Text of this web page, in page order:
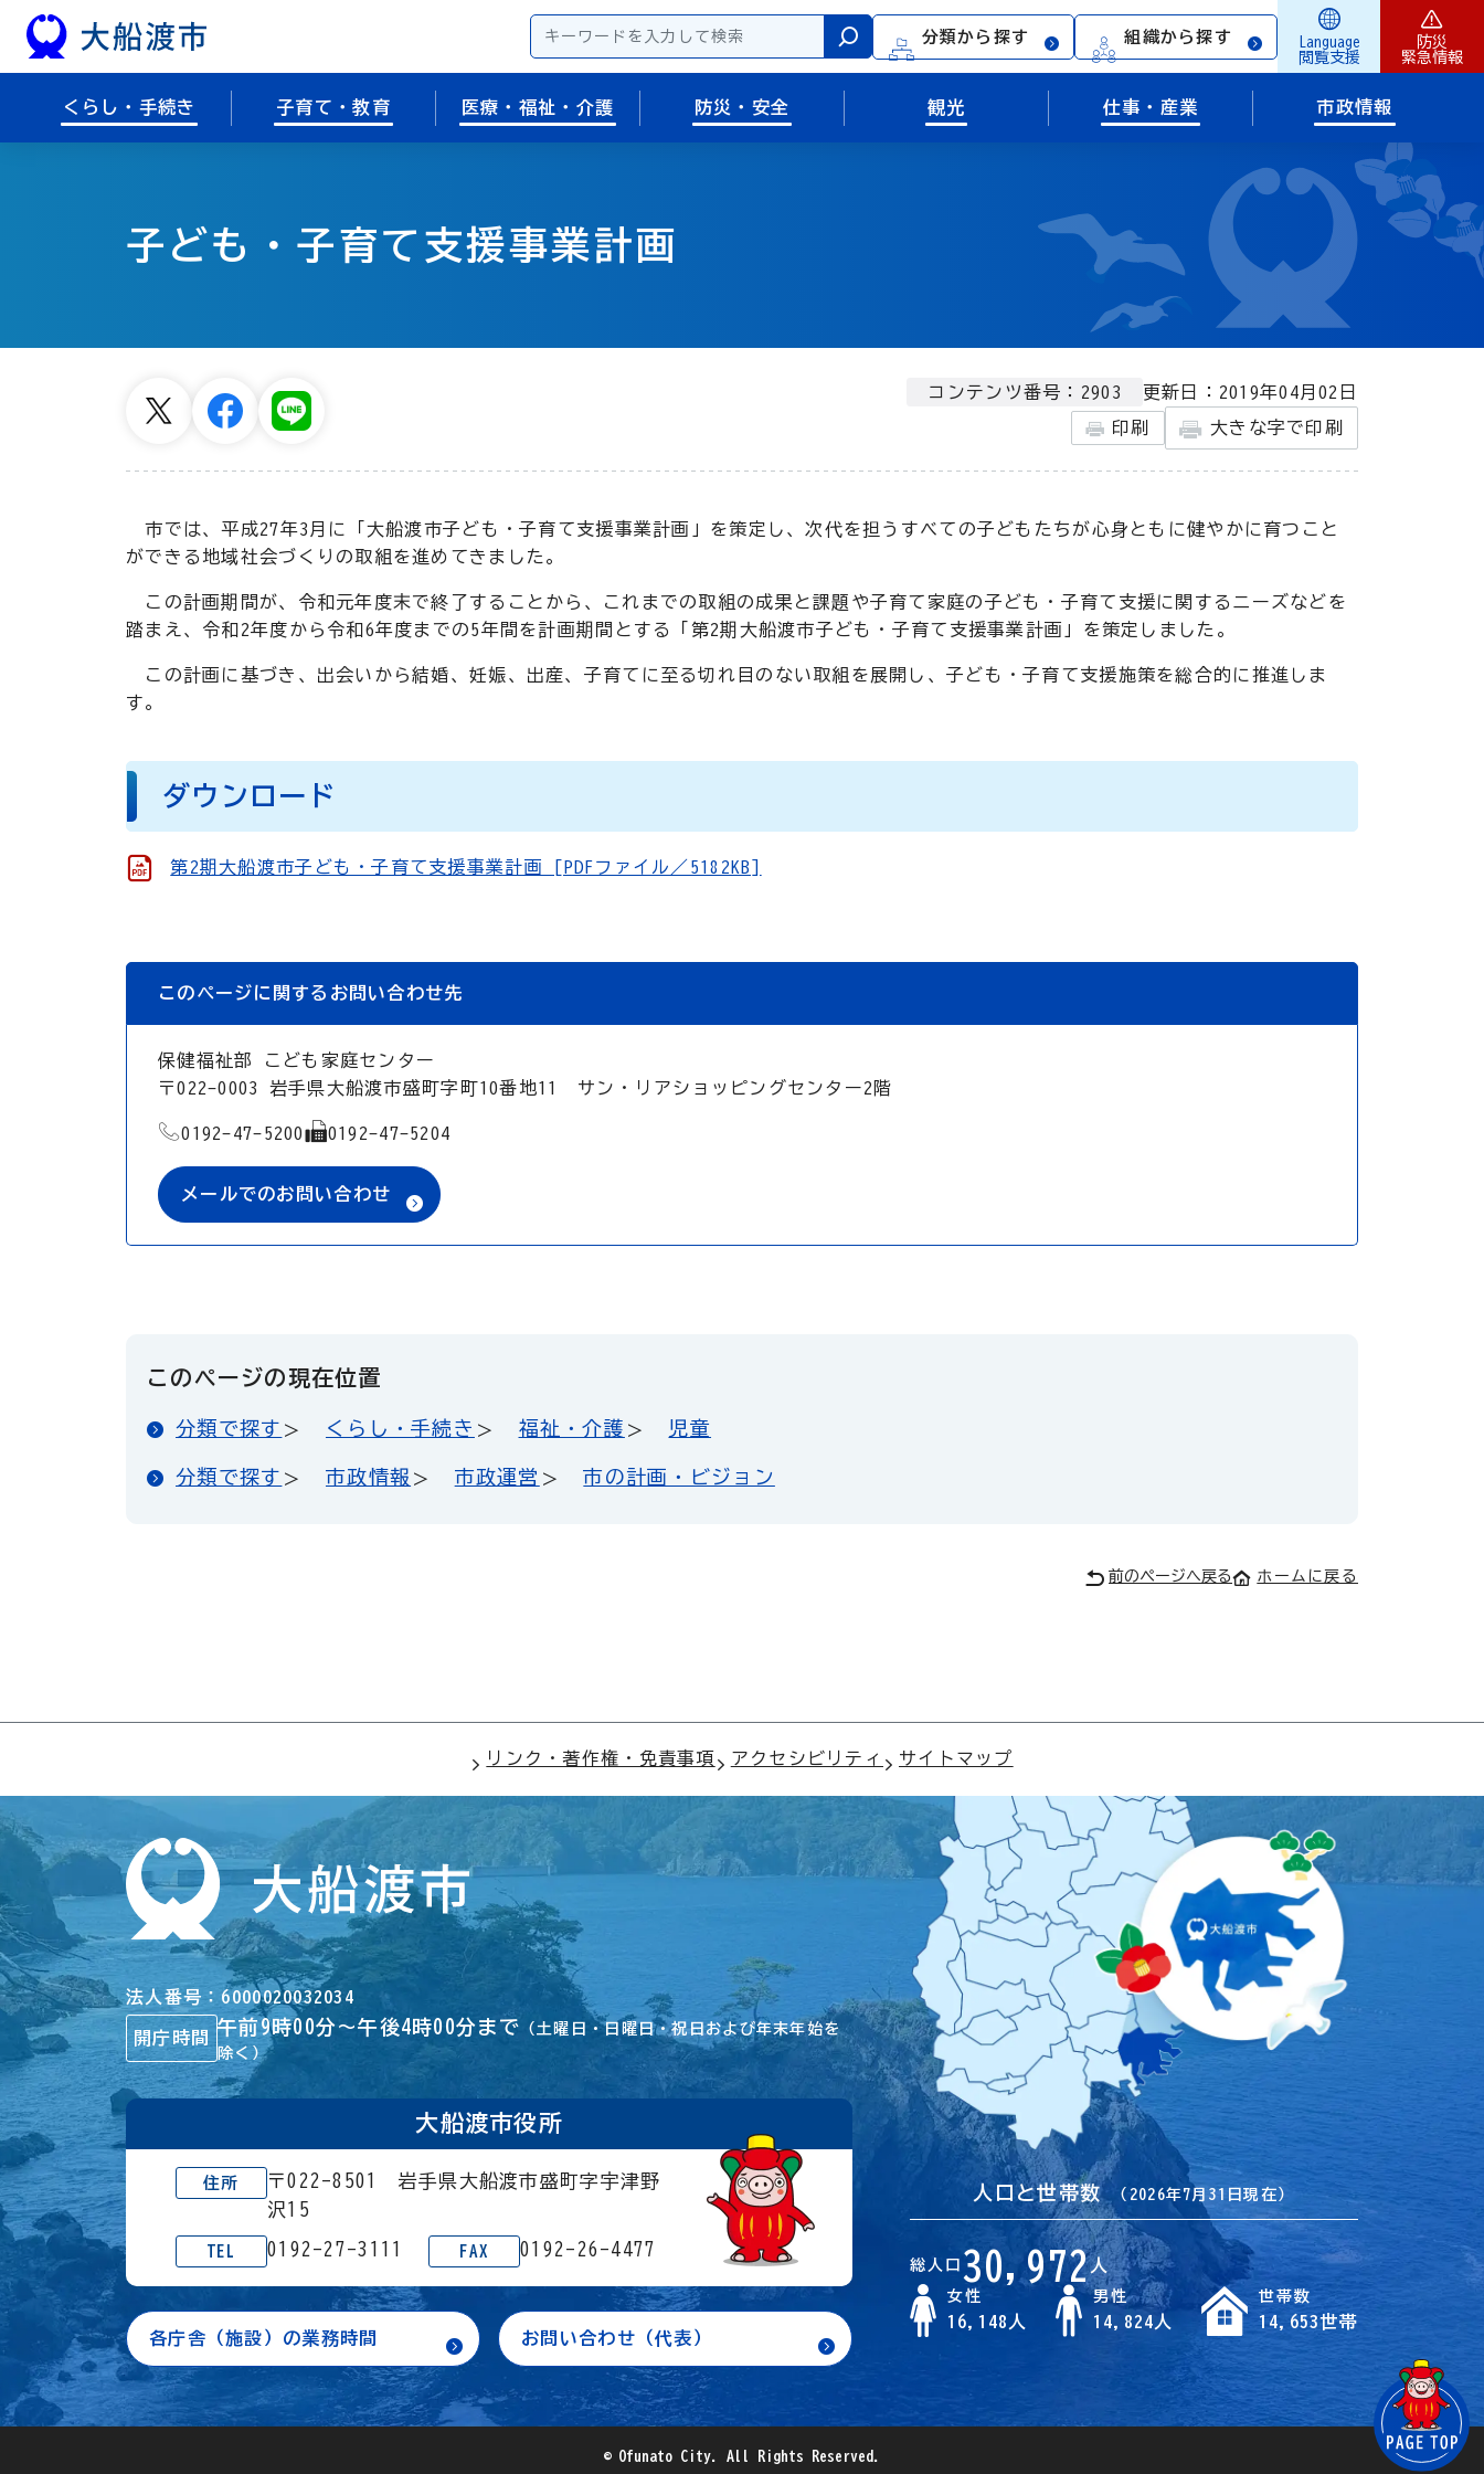
本文へスキップ
検索
分類から探す 組織から探す
Language
閲覧支援
防災
緊急情報
くらし・手続き 子育て・教育 医療・福祉・介護 防災・安全 観光 仕事・産業 市政情報
子ども・子育て支援事業計画
コンテンツ番号：2903 更新日：2019年04月02日
印刷 大きな字で印刷
市では、平成27年3月に「大船渡市子ども・子育て支援事業計画」を策定し、次代を担うすべての子どもたちが心身ともに健やかに育つこと
ができる地域社会づくりの取組を進めてきました。
この計画期間が、令和元年度末で終了することから、これまでの取組の成果と課題や子育て家庭の子ども・子育て支援に関するニーズなどを
踏まえ、令和2年度から令和6年度までの5年間を計画期間とする「第2期大船渡市子ども・子育て支援事業計画」を策定しました。
この計画に基づき、出会いから結婚、妊娠、出産、子育てに至る切れ目のない取組を展開し、子ども・子育て支援施策を総合的に推進しま
す。
ダウンロード
第2期大船渡市子ども・子育て支援事業計画 [PDFファイル／5182KB]
このページに関するお問い合わせ先
保健福祉部 こども家庭センター
〒022-0003 岩手県大船渡市盛町字町10番地11 サン・リアショッピングセンター2階
TEL
0192-47-5200 FAX
0192-47-5204
メールでのお問い合わせ
このページの現在位置
分類で探す くらし・手続き 福祉・介護 児童
分類で探す 市政情報 市政運営 市の計画・ビジョン
前のページへ戻る ホームに戻る
リンク・著作権・免責事項 アクセシビリティ サイトマップ
法人番号 6000020032034
開庁時間
午前9時00分～午後4時00分まで （土曜日・日曜日・祝日および年末年始を
除く）
大船渡市役所
住所
〒022-8501 岩手県大船渡市盛町字宇津野
沢15
TEL 0192-27-3111 FAX 0192-26-4477
各庁舎（施設）の業務時間 お問い合わせ（代表）
人口と世帯数 （2026年7月31日現在）
総人口 30,972人
女性
16,148人
男性
14,824人
世帯数
14,653世帯
© Ofunato City. All Rights Reserved.